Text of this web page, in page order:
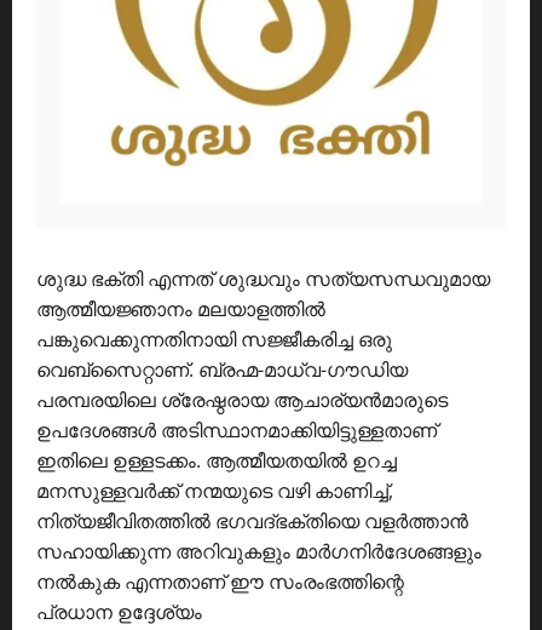
ശുദ്ധ ഭക്തി എന്നത് ശുദ്ധവും സത്യസന്ധവുമായ
ആത്മീയജ്ഞാനം മലയാളത്തിൽ
പങ്കുവെക്കുന്നതിനായി സജ്ജീകരിച്ച ഒരു
വെബ്സൈറ്റാണ്. ബ്രഹ്മ-മാധ്വ-ഗൗഡിയ
പരമ്പരയിലെ ശ്രേഷ്ഠരായ ആചാര്യൻമാരുടെ
ഉപദേശങ്ങൾ അടിസ്ഥാനമാക്കിയിട്ടുള്ളതാണ്
ഇതിലെ ഉള്ളടക്കം. ആത്മീയതയിൽ ഉറച്ച
മനസുള്ളവർക്ക് നന്മയുടെ വഴി കാണിച്ച്,
നിത്യജീവിതത്തിൽ ഭഗവദ്ഭക്തിയെ വളർത്താൻ
സഹായിക്കുന്ന അറിവുകളും മാർഗനിർദേശങ്ങളും
നൽകുക എന്നതാണ് ഈ സംരംഭത്തിന്റെ
പ്രധാന ഉദ്ദേശ്യം